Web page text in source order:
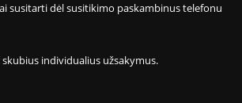
susitarti dėl susitikimo paskambinus telefonu
individualius užsakymus.